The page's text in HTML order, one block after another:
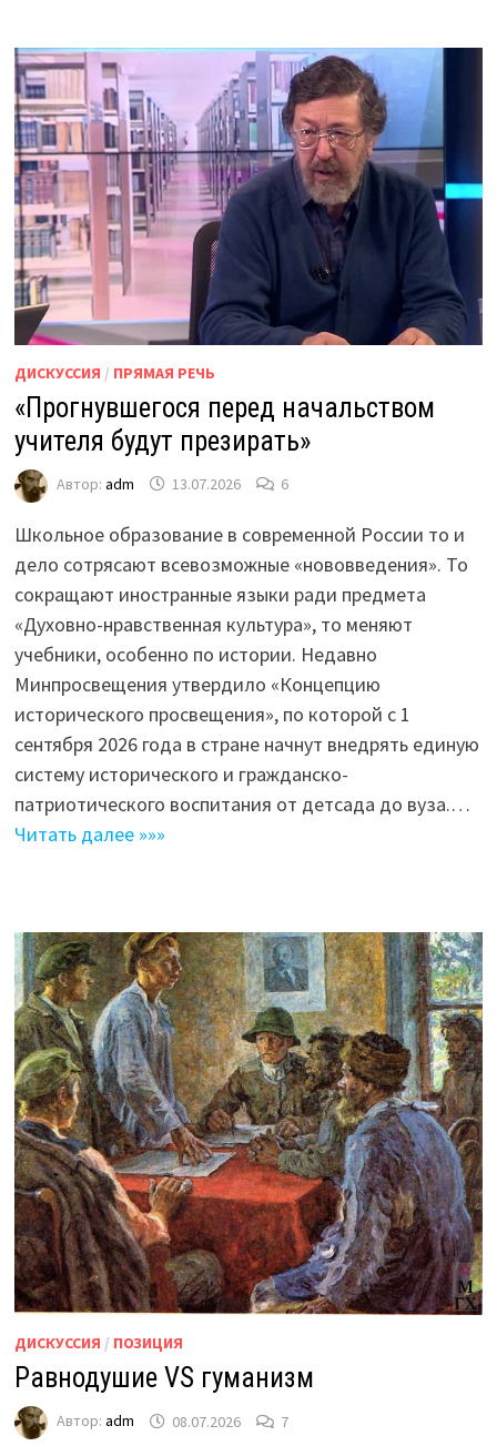
ДИСКУССИЯ / ПРЯМАЯ РЕЧЬ
«Прогнувшегося перед начальством
учителя будут презирать»
Автор: adm 13.07.2026 6
Школьное образование в современной России то и
дело сотрясают всевозможные «нововведения». То
сокращают иностранные языки ради предмета
«Духовно-нравственная культура», то меняют
учебники, особенно по истории. Недавно
Минпросвещения утвердило «Концепцию
исторического просвещения», по которой с 1
сентября 2026 года в стране начнут внедрять единую
систему исторического и гражданско-
патриотического воспитания от детсада до вуза.…
Читать далее »»»
ДИСКУССИЯ / ПОЗИЦИЯ
Равнодушие VS гуманизм
Автор: adm 08.07.2026 7